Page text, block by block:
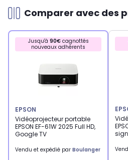
Comparer avec des
Jusqu'à 90€cagnottés
nouveaux adhérents
EPSON
Vidéoprojecteur portable
EPSON EF-61W 2025 Full HD,
Google TV
Vendu et expédié par Boulanger